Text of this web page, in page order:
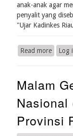
anak-anak agar
penyalit yang
"Ujar Kadinkes
Read moreabout
Anak
Log
Malam
Nasional
Provinsi